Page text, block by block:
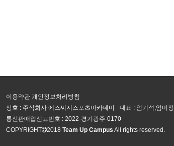
이용약관 개인정보처리방침
상호 : 주식회사 에스씨지스포츠아카데미
대표 : 엄기석,엄미정
통신판매업신고번호 : 2022-경기광주-0170
COPYRIGHT
2018 Team Up Campus All rights reserved.